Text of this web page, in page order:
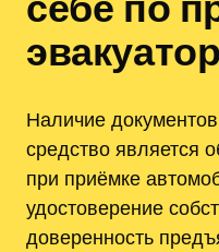
Наличие
средство является
при приёмке
удостоверение
доверенность